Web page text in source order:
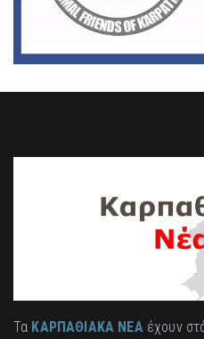
Τα ΚΑΡΠΑΘΙΑΚΑ ΝΕΑέχουν